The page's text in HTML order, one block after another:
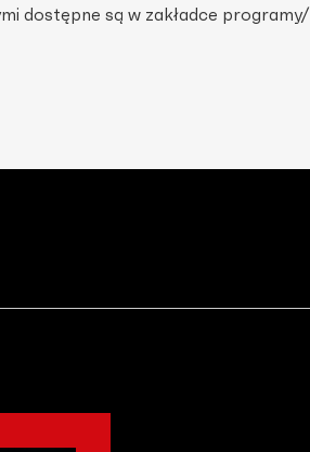
dostępne są w zakładce programy/